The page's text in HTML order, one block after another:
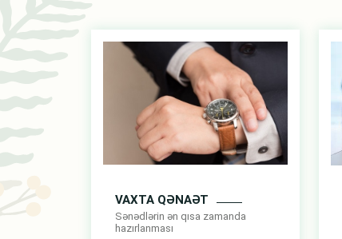
VAXTA QƏNAƏT
Sənədlərin ən qısa zamanda
hazırlanması